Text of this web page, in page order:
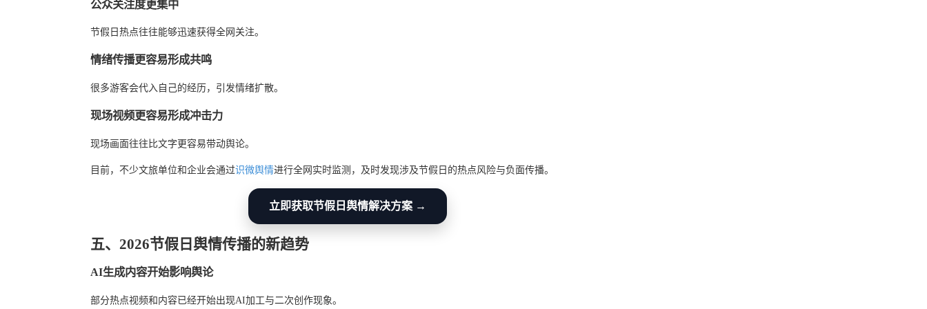
公众关注度更集中
节假日热点往往能够迅速获得全网关注。
情绪传播更容易形成共鸣
很多游客会代入自己的经历，引发情绪扩散。
现场视频更容易形成冲击力
现场画面往往比文字更容易带动舆论。
目前，不少文旅单位和企业会通过识微舆情进行全网实时监测，及时发现涉及节假日的热点风险与负面传播。
立即获取节假日舆情解决方案 →
五、2026节假日舆情传播的新趋势
AI生成内容开始影响舆论
部分热点视频和内容已经开始出现AI加工与二次创作现象。